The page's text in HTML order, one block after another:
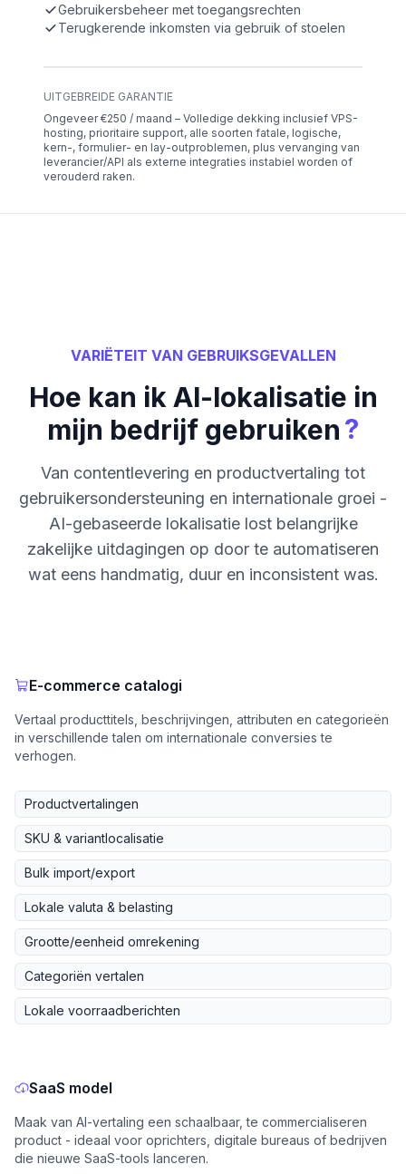
Gebruikersbeheer met toegangsrechten
Terugkerende inkomsten via gebruik of stoelen
UITGEBREIDE GARANTIE
Ongeveer €250 / maand – Volledige dekking inclusief VPS-
hosting, prioritaire support, alle soorten fatale, logische,
kern-, formulier- en lay-outproblemen, plus vervanging van
leverancier/API als externe integraties instabiel worden of
verouderd raken.
VARIËTEIT VAN GEBRUIKSGEVALLEN
Hoe kan ik AI-lokalisatie in
mijn bedrijf gebruiken?
Van contentlevering en productvertaling tot
gebruikersondersteuning en internationale groei -
AI-gebaseerde lokalisatie lost belangrijke
zakelijke uitdagingen op door te automatiseren
wat eens handmatig, duur en inconsistent was.
E-commerce catalogi
Vertaal producttitels, beschrijvingen, attributen en categorieën
in verschillende talen om internationale conversies te
verhogen.
Productvertalingen
SKU & variantlocalisatie
Bulk import/export
Lokale valuta & belasting
Grootte/eenheid omrekening
Categoriën vertalen
Lokale voorraadberichten
SaaS model
Maak van AI-vertaling een schaalbaar, te commercialiseren
product - ideaal voor oprichters, digitale bureaus of bedrijven
die nieuwe SaaS-tools lanceren.